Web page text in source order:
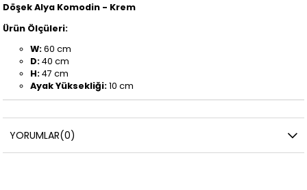
Döşek Alya Komodin - Krem
Ürün Ölçüleri:
W:60 cm
D:40 cm
H:47 cm
Ayak Yüksekliği:10 cm
YORUMLAR(0)